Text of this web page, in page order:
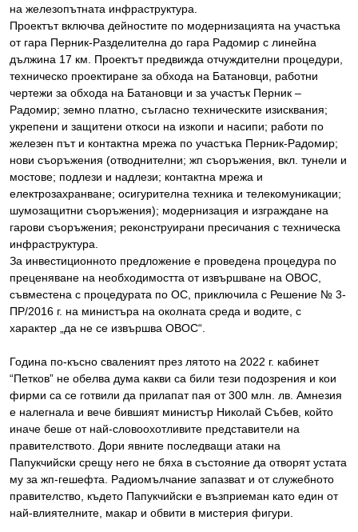
на железопътната инфраструктура.
Проектът включва дейностите по модернизацията на участъка
от гара Перник-Разделителна до гара Радомир с линейна
дължина 17 км. Проектът предвижда отчуждителни процедури,
техническо проектиране за обхода на Батановци, работни
чертежи за обхода на Батановци и за участък Перник –
Радомир; земно платно, съгласно техническите изисквания;
укрепени и защитени откоси на изкопи и насипи; работи по
железен път и контактна мрежа по участъка Перник-Радомир;
нови съоръжения (отводнителни; жп съоръжения, вкл. тунели и
мостове; подлези и надлези; контактна мрежа и
електрозахранване; осигурителна техника и телекомуникации;
шумозащитни съоръжения); модернизация и изграждане на
гарови съоръжения; реконструирани пресичания с техническа
инфраструктура.
За инвестиционното предложение е проведена процедура по
преценяване на необходимостта от извършване на ОВОС,
съвместена с процедурата по ОС, приключила с Решение № 3-
ПР/2016 г. на министъра на околната среда и водите, с
характер „да не се извършва ОВОС“.
Година по-късно сваленият през лятото на 2022 г. кабинет
“Петков” не обелва дума какви са били тези подозрения и кои
фирми са се готвили да прилапат пая от 300 млн. лв. Амнезия
е налегнала и вече бившият министър Николай Събев, който
иначе беше от най-словоохотливите представители на
правителството. Дори явните последващи атаки на
Папукчийски срещу него не бяха в състояние да отворят устата
му за жп-гешефта. Радиомълчание запазват и от служебното
правителство, където Папукчийски е възприеман като един от
най-влиятелните, макар и обвити в мистерия фигури.